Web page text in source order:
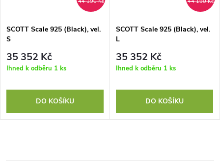
SCOTT Scale 925 (Black), vel.
S
35 352 Kč
Ihned k odběru 1 ks
DO KOŠÍKU
SCOTT Scale 925 (Black), vel.
L
35 352 Kč
Ihned k odběru 1 ks
DO KOŠÍKU